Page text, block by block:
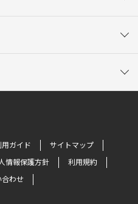
用ガイド
サイトマップ
情報保護方針
利用規約
合わせ